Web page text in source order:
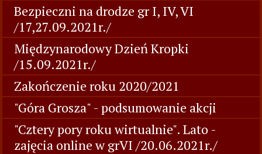
Bezpieczni na drodze gr I, IV, VI
/17,27.09.2021r./
Międzynarodowy Dzień Kropki
/15.09.2021r./
Zakończenie roku 2020/2021
"Góra Grosza" - podsumowanie akcji
"Cztery pory roku wirtualnie". Lato -
zajęcia online w grVI /20.06.2021r./